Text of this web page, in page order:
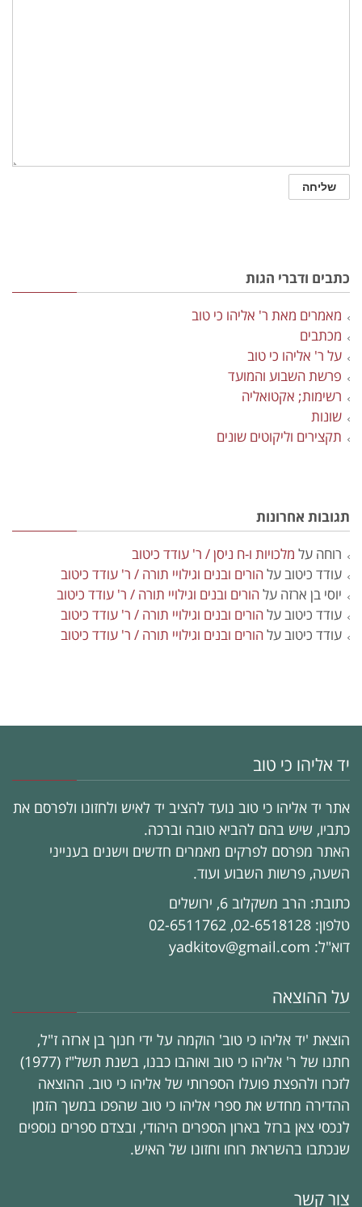
כתבים ודברי הגות
מאמרים מאת ר' אליהו כי טוב
מכתבים
על ר' אליהו כי טוב
פרשת השבוע והמועד
רשימות; אקטואליה
שונות
תקצירים וליקוטים שונים
תגובות אחרונות
רוחה על מלכויות ו-ח ניסן / ר' עודד כיטוב
עודד כיטובעלהורים ובנים וגילויי תורה / ר' עודד כיטוב
יוסי בן ארזה עלהורים ובנים וגילויי תורה / ר' עודד כיטוב
עודד כיטובעלהורים ובנים וגילויי תורה / ר' עודד כיטוב
עודד כיטובעלהורים ובנים וגילויי תורה / ר' עודד כיטוב
יד אליהו כי טוב
אתר יד אליהו כי טוב נועד להציב יד לאיש ולחזונו ולפרסם את
כתביו, שיש בהם להביא טובה וברכה.
האתר מפרסם לפרקים מאמרים חדשים וישנים בענייני
השעה, פרשות השבוע ועוד.
כתובת: הרב משקלוב 6, ירושלים
טלפון: 02-6518128, 02-6511762
דוא"ל: yadkitov@gmail.com
על ההוצאה
הוצאת 'יד אליהו כי טוב' הוקמה על ידי חנוך בן ארזה ז"ל,
חתנו של ר' אליהו כי טוב ואוהבו כבנו, בשנת תשל"ז (1977)
לזכרו ולהפצת פועלו הספרותי של אליהו כי טוב. ההוצאה
ההדירה מחדש את ספרי אליהו כי טוב שהפכו במשך הזמן
לנכסי צאן ברזל בארון הספרים היהודי, ובצדם ספרים נוספים
שנכתבו בהשראת רוחו וחזונו של האיש.
צור קשר